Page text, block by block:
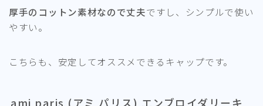
厚手のコットン素材なので丈夫ですし、シンプルで使い
やすい。
こちらも、安定してオススメできるキャップです。
ami paris (アミ パリス) エンブロイダリーキ